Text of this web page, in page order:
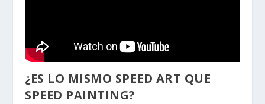
¿ES LO MISMO SPEED ART QUE
SPEED PAINTING?